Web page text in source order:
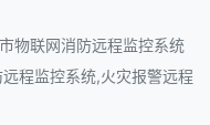
物联网消防远程监控系统
程监控系统,火灾报警远程